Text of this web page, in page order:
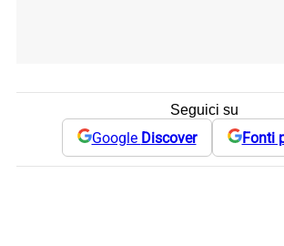
Seguici su
Google Discover Fonti